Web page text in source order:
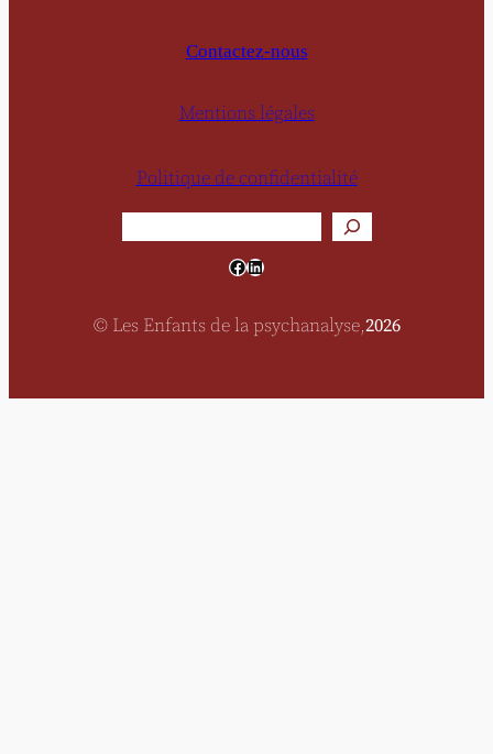
Contactez-nous
Mentions légales
Politique de confidentialité
Facebook
LinkedIn
© Les Enfants de la psychanalyse,2026